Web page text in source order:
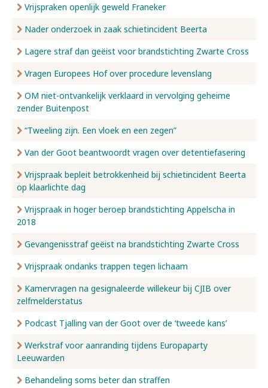
Vrijspraken openlijk geweld Franeker
Nader onderzoek in zaak schietincident Beerta
Lagere straf dan geëist voor brandstichting Zwarte Cross
Vragen Europees Hof over procedure levenslang
OM niet-ontvankelijk verklaard in vervolging geheime
zender Buitenpost
“Tweeling zijn. Een vloek en een zegen”
Van der Goot beantwoordt vragen over detentiefasering
Vrijspraak bepleit betrokkenheid bij schietincident Beerta
op klaarlichte dag
Vrijspraak in hoger beroep brandstichting Appelscha in
2018
Gevangenisstraf geëist na brandstichting Zwarte Cross
Vrijspraak ondanks trappen tegen lichaam
Kamervragen na gesignaleerde willekeur bij CJIB over
zelfmelderstatus
Podcast Tjalling van der Goot over de ‘tweede kans’
Werkstraf voor aanranding tijdens Europaparty
Leeuwarden
Behandeling soms beter dan straffen